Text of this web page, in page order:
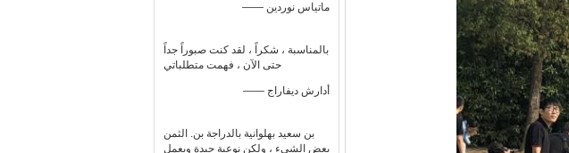
—— ماتياس نوردين
بالمناسبة ، شكراً ، لقد كنت صبوراً جداً
حتى الآن ، فهمت متطلباتي
—— أدارش ديفاراج
بن سعيد بهلوانية بالدراجة بن. الثمن
بعض الشيء ، ولكن نوعية جيدة ويعمل